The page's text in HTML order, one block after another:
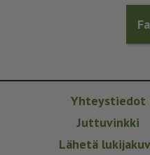
Yhteystiedot
Juttuvinkki
Lähetä